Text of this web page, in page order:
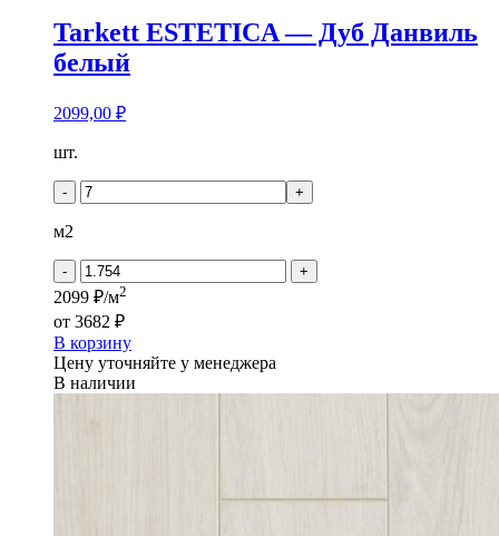
Tarkett ESTETICA — Дуб Данвиль
белый
2099,00 ₽
Количество
Tarkett
-
Данвиль
белый
шт.
- +
м2
- +
2099 ₽/м2
от 3682 ₽
В корзину
Цену уточняйте у менеджера
В наличии